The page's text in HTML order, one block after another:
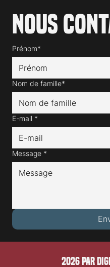
Nous
Prénom*
Nom de famille*
E-mail *
Message *
2026 PAR